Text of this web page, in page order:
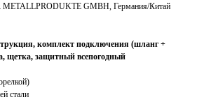
METALLPRODUKTE GMBH, Германия/Китай
комплект подключения (шланг +
щетка, защитный всепогодный
стали